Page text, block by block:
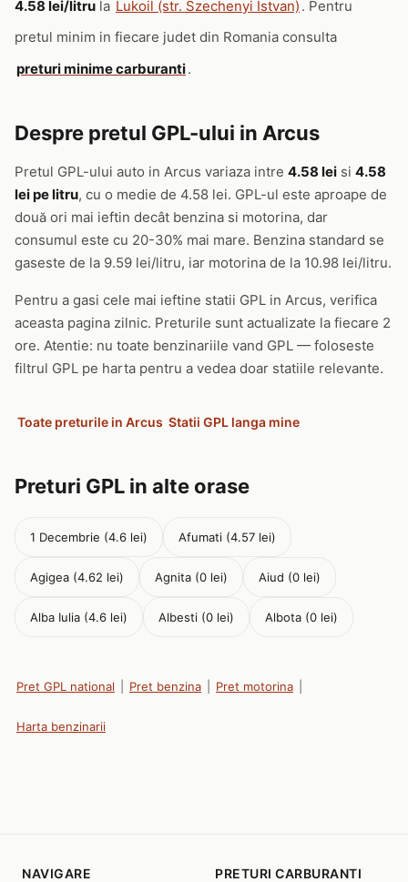
4.58 lei/litru la Lukoil (str. Szechenyi Istvan) . Pentru
pretul minim in fiecare judet din Romania consulta
preturi minime carburanti.
Despre pretul GPL-ului in Arcus
Pretul GPL-ului auto in Arcus variaza intre 4.58 lei si 4.58
lei pe litru, cu o medie de 4.58 lei. GPL-ul este aproape de
două ori mai ieftin decât benzina si motorina, dar
consumul este cu 20-30% mai mare. Benzina standard se
gaseste de la 9.59 lei/litru, iar motorina de la 10.98 lei/litru.
Pentru a gasi cele mai ieftine statii GPL in Arcus, verifica
aceasta pagina zilnic. Preturile sunt actualizate la fiecare 2
ore. Atentie: nu toate benzinariile vand GPL — foloseste
filtrul GPL pe harta pentru a vedea doar statiile relevante.
Toate preturile in Arcus Statii GPL langa mine
Preturi GPL in alte orase
1 Decembrie (4.6 lei) Afumati (4.57 lei)
Agigea (4.62 lei) Agnita (0 lei) Aiud (0 lei)
Alba Iulia (4.6 lei) Albesti (0 lei) Albota (0 lei)
Pret GPL national Pret benzina Pret motorina
Harta benzinarii
NAVIGARE PRETURI CARBURANTI